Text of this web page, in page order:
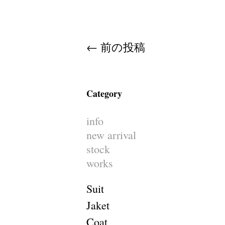
Post navigation
← 前の投稿
Category
info
new arrival
stock
works
Suit
Jaket
Coat